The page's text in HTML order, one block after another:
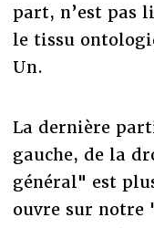
part, n’est pas
le tissu
Un.
La dernière
gauche, de la
général" est
ouvre sur notre